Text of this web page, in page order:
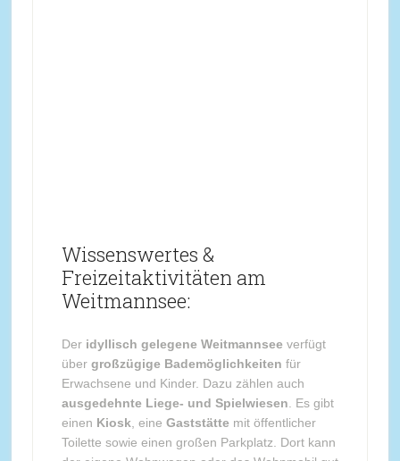
Wissenswertes &
Freizeitaktivitäten am
Weitmannsee:
Der idyllisch gelegene Weitmannsee verfügt
über großzügige Bademöglichkeiten für
Erwachsene und Kinder. Dazu zählen auch
ausgedehnte Liege- und Spielwiesen . Es gibt
einen Kiosk , eine Gaststätte mit öffentlicher
Toilette sowie einen großen Parkplatz. Dort kann